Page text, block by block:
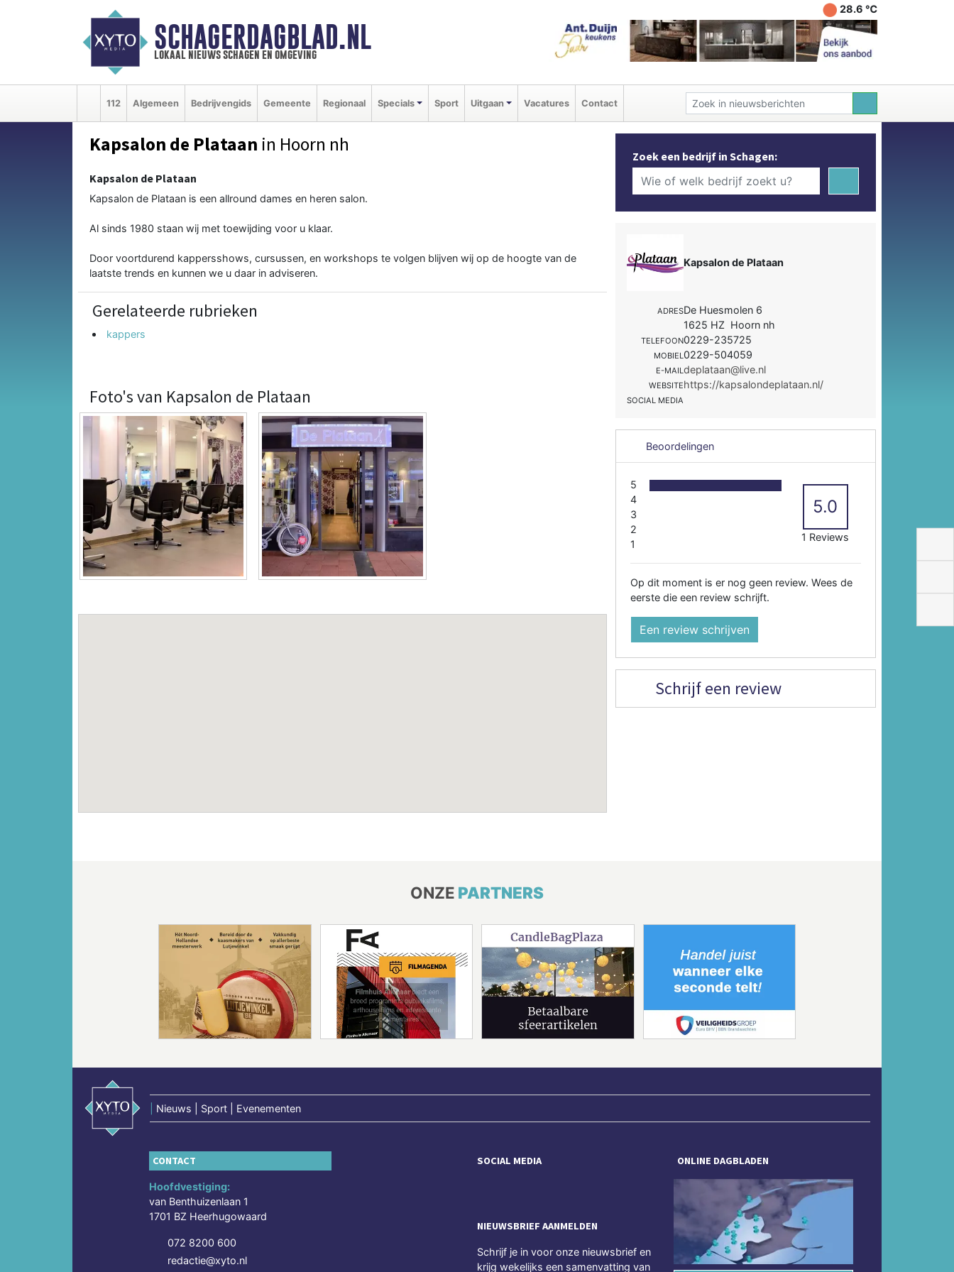
SCHAGERDAGBLAD.NL
lokaal nieuws schagen en omgeving
28.6 ℃
112 Algemeen Bedrijvengids Gemeente Regionaal Specials Sport Uitgaan Vacatures Contact
Kapsalon de Plataan in Hoorn nh
Kapsalon de Plataan
Kapsalon de Plataan is een allround dames en heren salon.
Al sinds 1980 staan wij met toewijding voor u klaar.
Door voortdurend kappersshows, cursussen, en workshops te volgen blijven wij op de hoogte van de
laatste trends en kunnen we u daar in adviseren.
Gerelateerde rubrieken
kappers
Foto's van Kapsalon de Plataan
Zoek een bedrijf in Schagen:
Kapsalon de Plataan
ADRESDe Huesmolen 6
1625 HZ Hoorn nh
TELEFOON0229-235725
MOBIEL0229-504059
E-MAILdeplataan@live.nl
WEBSITEhttps://kapsalondeplataan.nl/
SOCIAL MEDIA
Beoordelingen
5
4
3
2
1
5.0
1 Reviews
Op dit moment is er nog geen review. Wees de
eerste die een review schrijft.
Een review schrijven
Schrijf een review
ONZE PARTNERS
Nieuws | Sport | Evenementen
CONTACT
Hoofdvestiging:
van Benthuizenlaan 1
1701 BZ Heerhugowaard
072 8200 600
redactie@xyto.nl
SOCIAL MEDIA
NIEUWSBRIEF AANMELDEN
Schrijf je in voor onze nieuwsbrief en
krijg wekelijks een samenvatting van
ONLINE DAGBLADEN